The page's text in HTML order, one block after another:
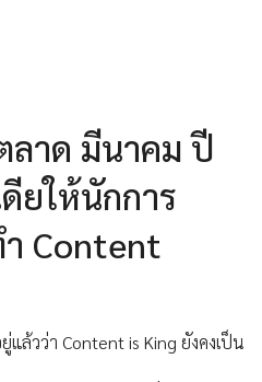
ลาด มีนาคม ปี
ยให้นักการ
Content
แล้วว่า Content is King ยังคงเป็น